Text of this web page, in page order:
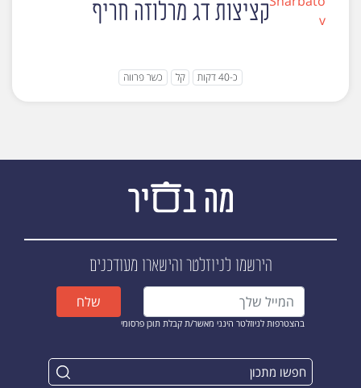
קציצות דג מרלוזה חריף
כ-40 דקות קל כשר פרווה
הירשמו לניוזלטרוהישארו מעודכנים
בהצטרפות לניוזלטר הינני מאשר/ת קבלת תוכן פרסומי
שלח